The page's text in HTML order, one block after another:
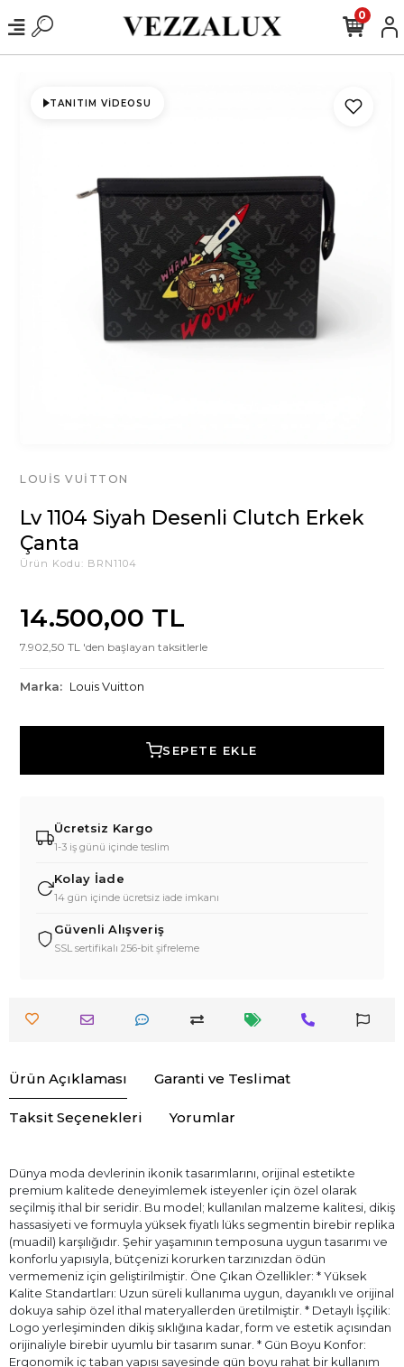
0
TANITIM VIDEOSU
LOUIS VUITTON
Lv 1104 Siyah Desenli Clutch Erkek
Çanta
Ürün Kodu: BRN1104
14.500,00 TL
7.902,50 TL 'den başlayan taksitlerle
Marka: Louis Vuitton
SEPETE EKLE
Ücretsiz Kargo
1-3 iş günü içinde teslim
Kolay İade
14 gün içinde ücretsiz iade imkanı
Güvenli Alışveriş
SSL sertifikalı 256-bit şifreleme
Ürün Açıklaması Garanti ve Teslimat
Taksit Seçenekleri Yorumlar
Dünya moda devlerinin ikonik tasarımlarını, orijinal estetikte
premium kalitede deneyimlemek isteyenler için özel olarak
seçilmiş ithal bir seridir. Bu model; kullanılan malzeme kalitesi, dikiş
hassasiyeti ve formuyla yüksek fiyatlı lüks segmentin birebir replika
(muadil) karşılığıdır. Şehir yaşamının temposuna uygun tasarımı ve
konforlu yapısıyla, bütçenizi korurken tarzınızdan ödün
vermemeniz için geliştirilmiştir. Öne Çıkan Özellikler: * Yüksek
Kalite Standartları: Uzun süreli kullanıma uygun, dayanıklı ve orijinal
dokuya sahip özel ithal materyallerden üretilmiştir. * Detaylı İşçilik:
Logo yerleşiminden dikiş sıklığına kadar, form ve estetik açısından
orijinaliyle birebir uyumlu bir tasarım sunar. * Gün Boyu Konfor:
Ergonomik iç taban yapısı sayesinde gün boyu rahat bir kullanım